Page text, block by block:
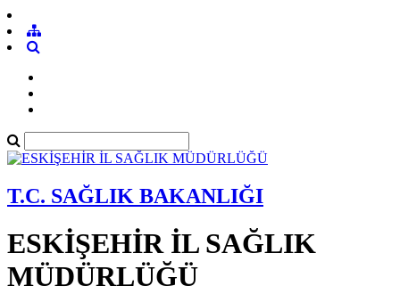
T.C. SAĞLIK BAKANLIĞI
ESKİŞEHİR İL SAĞLIK
MÜDÜRLÜĞÜ